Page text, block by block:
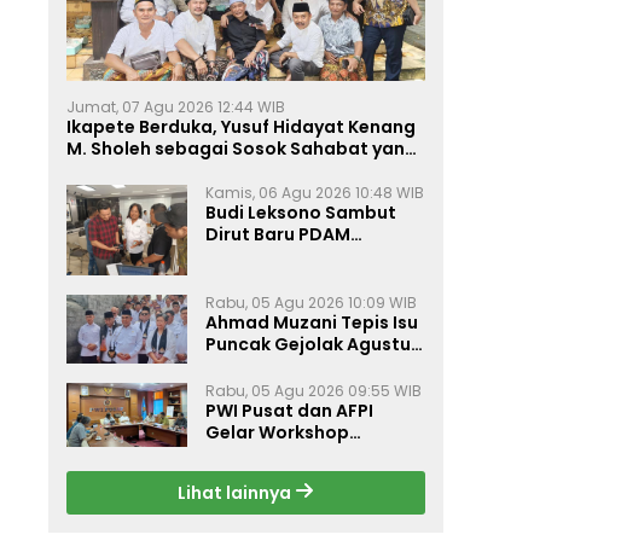
Jumat, 07 Agu 2026 12:44 WIB
Ikapete Berduka, Yusuf Hidayat Kenang
M. Sholeh sebagai Sosok Sahabat yang
Kamis, 06 Agu 2026 10:48 WIB
Budi Leksono Sambut
Dirut Baru PDAM
Makin Prima
Rabu, 05 Agu 2026 10:09 WIB
Ahmad Muzani Tepis Isu
Puncak Gejolak Agustus
Perkuat Persatuan
Rabu, 05 Agu 2026 09:55 WIB
PWI Pusat dan AFPI
Gelar Workshop
Inklusi Keuangan, dan
Perlindungan Publik
Lihat lainnya